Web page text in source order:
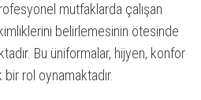
mutfaklarda çalışan
kimliklerini belirlemesinin ötesinde
Bu üniformalar, hijyen, konfor
rol oynamaktadır.